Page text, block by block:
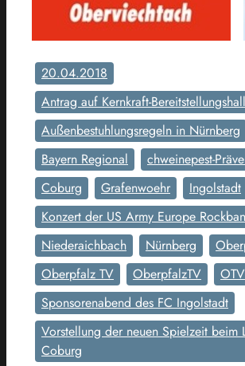
20.04.2018
Antrag auf Kernkraft-
Außenbestuhlungsregeln in Nürnberg
Bayern Regional
chweinepest-
Coburg
Grafenwoehr
Ingolstadt
Konzert der US Army Europe
Niederaichbach
Nürnberg
Oberpfalz TV
OberpfalzTV OTV
Sponsorenabend des FC Ingolstadt
Vorstellung der neuen Spielzeit beim
Coburg